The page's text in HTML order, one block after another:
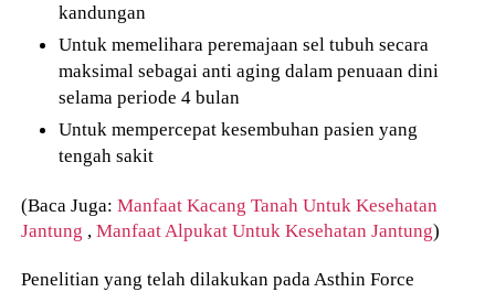
kandungan
Untuk memelihara peremajaan sel tubuh secara
maksimal sebagai anti aging dalam penuaan dini
selama periode 4 bulan
Untuk mempercepat kesembuhan pasien yang
tengah sakit
(Baca Juga:Manfaat Kacang Tanah Untuk Kesehatan
Jantung ,Manfaat Alpukat Untuk Kesehatan Jantung)
Penelitian yang telah dilakukan pada Asthin Force